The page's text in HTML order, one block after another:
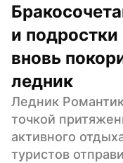
и подростки
вновь
ледник
Ледник
точкой
активного
туристов